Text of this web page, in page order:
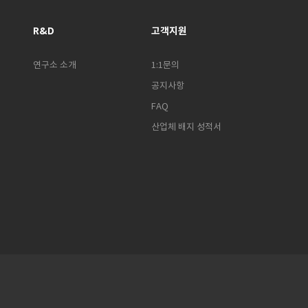
R&D
연구소 소개
고객지원
1:1문의
공지사항
FAQ
산업체 배지 성적서